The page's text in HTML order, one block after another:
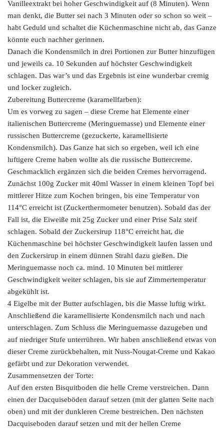
Vanilleextrakt bei hoher Geschwindigkeit auf (8 Minuten). Wenn
man denkt, die Butter sei nach 3 Minuten oder so schon so weit –
habt Geduld und schaltet die Küchenmaschine nicht ab, das Ganze
könnte euch nachher gerinnen.
Danach die Kondensmilch in drei Portionen zur Butter hinzufügen
und jeweils ca. 10 Sekunden auf höchster Geschwindigkeit
schlagen. Das war’s und das Ergebnis ist eine wunderbar cremig
und locker zugleich.
Zubereitung Buttercreme (karamellfarben):
Um es vorweg zu sagen – diese Creme hat Elemente einer
italienischen Buttercreme (Meringuemasse) und Elemente einer
russischen Buttercreme (gezuckerte, karamellisierte
Kondensmilch). Das Ganze hat sich so ergeben, weil ich eine
luftigere Creme haben wollte als die russische Buttercreme.
Geschmacklich ergänzen sich die beiden Cremes hervorragend.
Zunächst 100g Zucker mit 40ml Wasser in einem kleinen Topf bei
mittlerer Hitze zum Kochen bringen, bis eine Temperatur von
114°C erreicht ist (Zuckerthermometer benutzen). Sobald das der
Fall ist, die Eiweiße mit 25g Zucker und einer Prise Salz steif
schlagen. Sobald der Zuckersirup 118°C erreicht hat, die
Küchenmaschine bei höchster Geschwindigkeit laufen lassen und
den Zuckersirup in einem dünnen Strahl dazu gießen. Die
Meringuemasse noch ca. mind. 10 Minuten bei mittlerer
Geschwindigkeit weiter schlagen, bis sie auf Zimmertemperatur
abgekühlt ist.
4 Eigelbe mit der Butter aufschlagen, bis die Masse luftig wirkt.
Anschließend die karamellisierte Kondensmilch nach und nach
unterschlagen. Zum Schluss die Meringuemasse dazugeben und
auf niedriger Stufe unterrühren. Wir haben anschließend etwas von
dieser Creme zurückbehalten, mit Nuss-Nougat-Creme und Kakao
gefärbt und zur Dekoration verwendet.
Zusammensetzen der Torte:
Auf den ersten Bisquitboden die helle Creme verstreichen. Dann
einen der Dacquiseböden darauf setzen (mit der glatten Seite nach
oben) und mit der dunkleren Creme bestreichen. Den nächsten
Dacquiseboden darauf setzen und mit der hellen Creme